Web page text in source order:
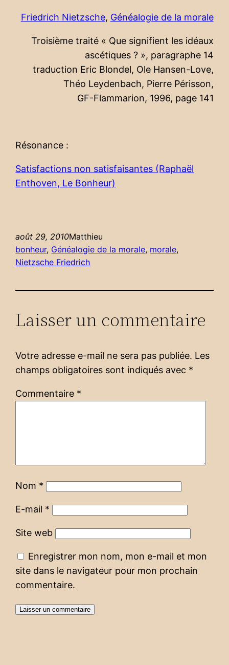
Friedrich Nietzsche, Généalogie de la morale
Troisième traité « Que signifient les idéaux
ascétiques ? », paragraphe 14
traduction Eric Blondel, Ole Hansen-Love,
Théo Leydenbach, Pierre Périsson,
GF-Flammarion, 1996, page 141
Résonance :
Satisfactions non satisfaisantes (Raphaël
Enthoven, Le Bonheur)
août 29, 2010Matthieu
bonheur, Généalogie de la morale, morale
Nietzsche Friedrich
Laisser un commentaire
Votre adresse e-mail ne sera pas publiée. Les
champs obligatoires sont indiqués avec *
Commentaire *
Nom *
E-mail *
Site web
Enregistrer mon nom, mon e-mail et mon
site dans le navigateur pour mon prochain
commentaire.